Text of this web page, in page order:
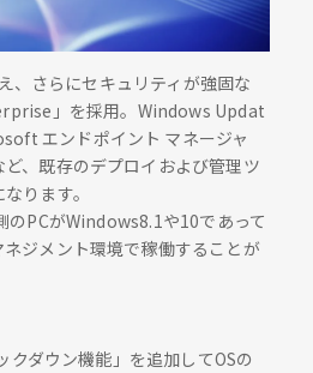
、さらにセキュリティが強固な
」を採用。Windows Updat
エンドポイント マネージャ
、既存のデプロイおよび管理ツ
ります。
のPCがWindows8.1や10であって
ジメント環境で稼働することが
ダウン機能」を追加してOSの